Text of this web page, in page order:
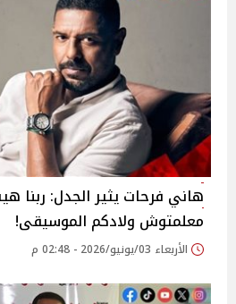
هاني فرحات يثير الجدل: ربنا
معلمتوش ولادكم الموسيقى!
الأربعاء 03/يونيو/2026 - 02:48 م